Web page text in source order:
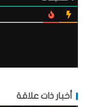
أخبار ذات علاقة